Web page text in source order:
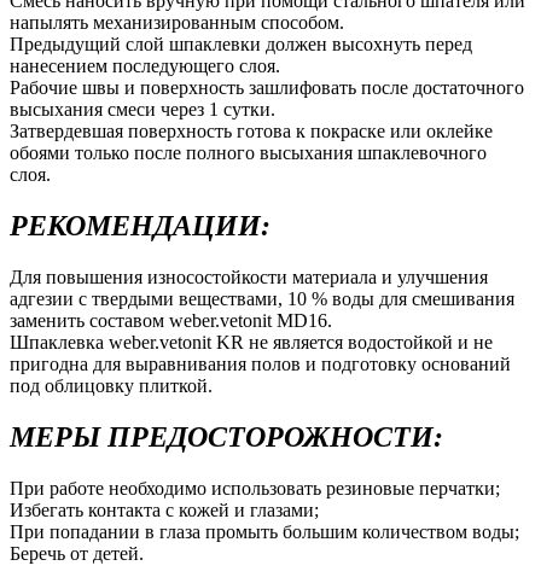
напылять механизированным способом.
Предыдущий слой шпаклевки должен высохнуть перед
нанесением последующего слоя.
Рабочие швы и поверхность зашлифовать после достаточного
высыхания смеси через 1 сутки.
Затвердевшая поверхность готова к покраске или оклейке
обоями только после полного высыхания шпаклевочного
слоя.
РЕКОМЕНДАЦИИ:
Для повышения износостойкости материала и улучшения
адгезии с твердыми веществами, 10 % воды для смешивания
заменить составом weber.vetonit MD16.
Шпаклевка weber.vetonit KR не является водостойкой и не
пригодна для выравнивания полов и подготовку оснований
под облицовку плиткой.
МЕРЫ ПРЕДОСТОРОЖНОСТИ:
При работе необходимо использовать резиновые перчатки;
Избегать контакта с кожей и глазами;
При попадании в глаза промыть большим количеством воды;
Беречь от детей.